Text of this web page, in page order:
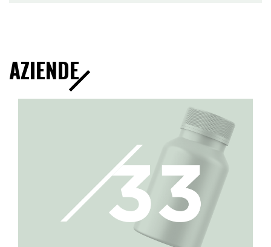
AZIENDE